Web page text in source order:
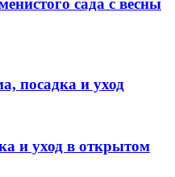
сада с весны
посадка и уход
и уход в открытом